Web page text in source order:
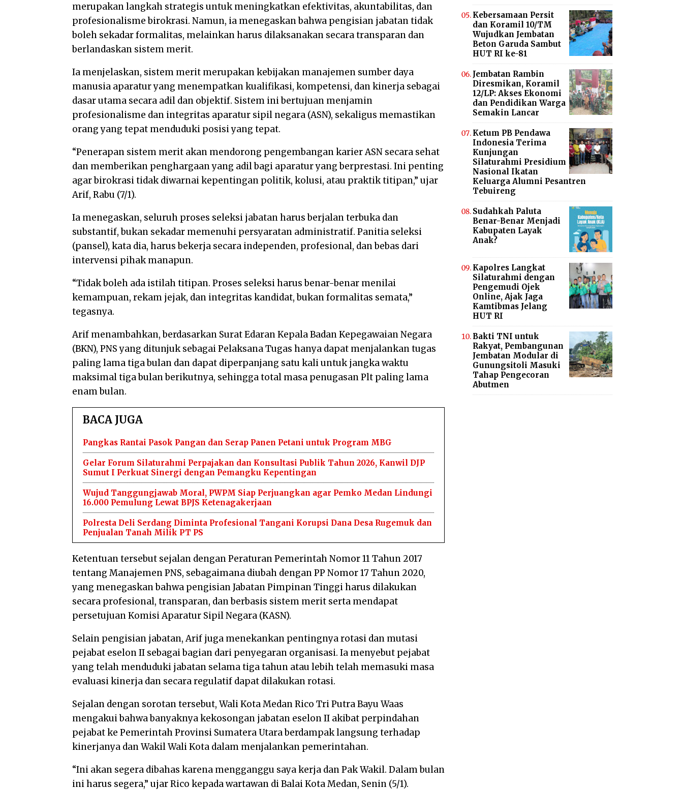
merupakan langkah strategis untuk meningkatkan efektivitas, akuntabilitas, dan
profesionalisme birokrasi. Namun, ia menegaskan bahwa pengisian jabatan tidak
boleh sekadar formalitas, melainkan harus dilaksanakan secara transparan dan
berlandaskan sistem merit.
Ia menjelaskan, sistem merit merupakan kebijakan manajemen sumber daya
manusia aparatur yang menempatkan kualifikasi, kompetensi, dan kinerja sebagai
dasar utama secara adil dan objektif. Sistem ini bertujuan menjamin
profesionalisme dan integritas aparatur sipil negara (ASN), sekaligus memastikan
orang yang tepat menduduki posisi yang tepat.
“Penerapan sistem merit akan mendorong pengembangan karier ASN secara sehat
dan memberikan penghargaan yang adil bagi aparatur yang berprestasi. Ini penting
agar birokrasi tidak diwarnai kepentingan politik, kolusi, atau praktik titipan,” ujar
Arif, Rabu (7/1).
Ia menegaskan, seluruh proses seleksi jabatan harus berjalan terbuka dan
substantif, bukan sekadar memenuhi persyaratan administratif. Panitia seleksi
(pansel), kata dia, harus bekerja secara independen, profesional, dan bebas dari
intervensi pihak manapun.
“Tidak boleh ada istilah titipan. Proses seleksi harus benar-benar menilai
kemampuan, rekam jejak, dan integritas kandidat, bukan formalitas semata,”
tegasnya.
Arif menambahkan, berdasarkan Surat Edaran Kepala Badan Kepegawaian Negara
(BKN), PNS yang ditunjuk sebagai Pelaksana Tugas hanya dapat menjalankan tugas
paling lama tiga bulan dan dapat diperpanjang satu kali untuk jangka waktu
maksimal tiga bulan berikutnya, sehingga total masa penugasan Plt paling lama
enam bulan.
BACA JUGA
Pangkas Rantai Pasok Pangan dan Serap Panen Petani untuk Program MBG
Gelar Forum Silaturahmi Perpajakan dan Konsultasi Publik Tahun 2026, Kanwil DJP
Sumut I Perkuat Sinergi dengan Pemangku Kepentingan
Wujud Tanggungjawab Moral, PWPM Siap Perjuangkan agar Pemko Medan Lindungi
16.000 Pemulung Lewat BPJS Ketenagakerjaan
Polresta Deli Serdang Diminta Profesional Tangani Korupsi Dana Desa Rugemuk dan
Penjualan Tanah Milik PT PS
Ketentuan tersebut sejalan dengan Peraturan Pemerintah Nomor 11 Tahun 2017
tentang Manajemen PNS, sebagaimana diubah dengan PP Nomor 17 Tahun 2020,
yang menegaskan bahwa pengisian Jabatan Pimpinan Tinggi harus dilakukan
secara profesional, transparan, dan berbasis sistem merit serta mendapat
persetujuan Komisi Aparatur Sipil Negara (KASN).
Selain pengisian jabatan, Arif juga menekankan pentingnya rotasi dan mutasi
pejabat eselon II sebagai bagian dari penyegaran organisasi. Ia menyebut pejabat
yang telah menduduki jabatan selama tiga tahun atau lebih telah memasuki masa
evaluasi kinerja dan secara regulatif dapat dilakukan rotasi.
Sejalan dengan sorotan tersebut, Wali Kota Medan Rico Tri Putra Bayu Waas
mengakui bahwa banyaknya kekosongan jabatan eselon II akibat perpindahan
pejabat ke Pemerintah Provinsi Sumatera Utara berdampak langsung terhadap
kinerjanya dan Wakil Wali Kota dalam menjalankan pemerintahan.
“Ini akan segera dibahas karena mengganggu saya kerja dan Pak Wakil. Dalam bulan
ini harus segera,” ujar Rico kepada wartawan di Balai Kota Medan, Senin (5/1).
Kebersamaan Persit
dan Koramil 10/TM
Wujudkan Jembatan
Beton Garuda Sambut
HUT RI ke-81
Jembatan Rambin
Diresmikan, Koramil
12/LP: Akses Ekonomi
dan Pendidikan Warga
Semakin Lancar
Ketum PB Pendawa
Indonesia Terima
Kunjungan
Silaturahmi Presidium
Nasional Ikatan
Keluarga Alumni Pesantren
Tebuireng
Sudahkah Paluta
Benar-Benar Menjadi
Kabupaten Layak
Anak?
Kapolres Langkat
Silaturahmi dengan
Pengemudi Ojek
Online, Ajak Jaga
Kamtibmas Jelang
HUT RI
Bakti TNI untuk
Rakyat, Pembangunan
Jembatan Modular di
Gunungsitoli Masuki
Tahap Pengecoran
Abutmen